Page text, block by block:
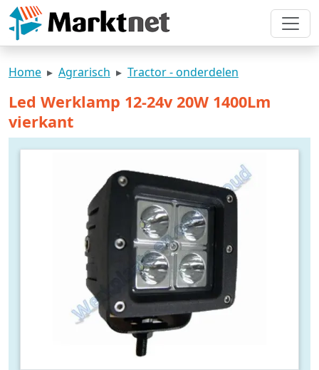
Home Agrarisch Tractor - onderdelen
Led Werklamp 12-24v 20W 1400Lm
vierkant